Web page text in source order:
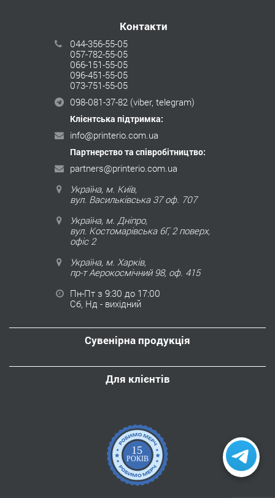
Контакти
044-356-55-05
057-782-55-05
066-151-55-05
096-451-55-05
073-751-55-05
098-081-37-82 (viber, telegram)
Клієнтська підтримка:
info@printerio.com.ua
Партнерство та співробітництво:
partners@printerio.com.ua
Україна, м. Київ,
вул. Васильківська 37 оф. 707
Україна, м. Дніпро,
вул. Костомарівська 6Г, 2 поверх,
офіс 2
Україна, м. Харків,
пр-т Аерокосмічний 98, оф. 415
Пн-Пт з 9:30 до 17:00
Сб, Нд - вихідний
Сувенірна продукція
Для клієнтів
15
РОКІВ